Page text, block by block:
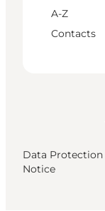
A-Z
Contacts
Data Protection
Notice